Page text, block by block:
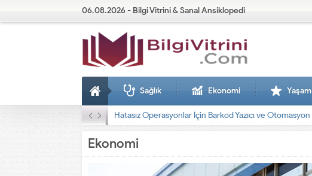
06.08.2026 - Bilgi Vitrini & Sanal Ansiklopedi
Sağlık Ekonomi Yaşam
Dizel Jeneratörler
Ekonomi